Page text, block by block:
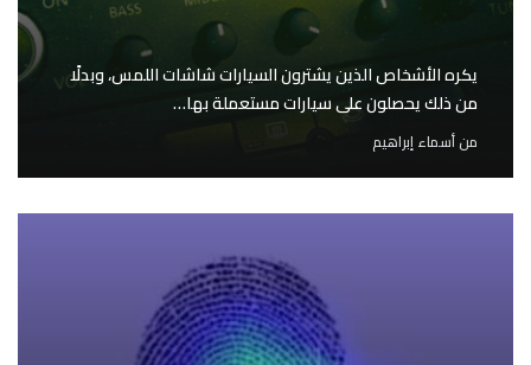
يكره الأشخاص الذين يشترون السيارات شاشات اللمس، وبدلًا
من ذلك يحصلون على سيارات مستعملة بها…
منأسماء إبراهيم